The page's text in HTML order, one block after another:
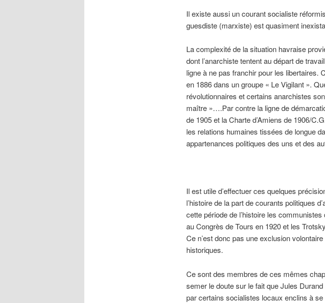
Il existe aussi un courant socialiste
guesdiste (marxiste) est quasiment
La complexité de la situation havraise
dont l’anarchiste tentent au départ de
ligne à ne pas franchir pour les libertaires.
en 1886 dans un groupe « Le Vigilant ».
révolutionnaires et certains anarchistes
maître »….Par contre la ligne de
de 1905 et la Charte d’Amiens de 1906/
les relations humaines tissées de longue
appartenances politiques des uns et des
Il est utile d’effectuer ces quelques
l’histoire de la part de courants politiques
cette période de l’histoire les
au Congrès de Tours en 1920 et les
Ce n’est donc pas une exclusion
historiques.
Ce sont des membres de ces mêmes
semer le doute sur le fait que Jules
par certains socialistes locaux enclins à